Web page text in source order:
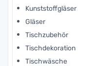
Kunststoffgläser
Gläser
Tischzubehör
Tischdekoration
Tischwäsche